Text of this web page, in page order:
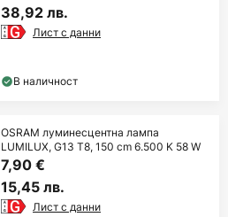
38,92 лв.
Лист с данни
В наличност
OSRAM луминесцентна лампа
LUMILUX, G13 T8, 150 cm 6.500 K 58 W
7,90 €
15,45 лв.
Лист с данни